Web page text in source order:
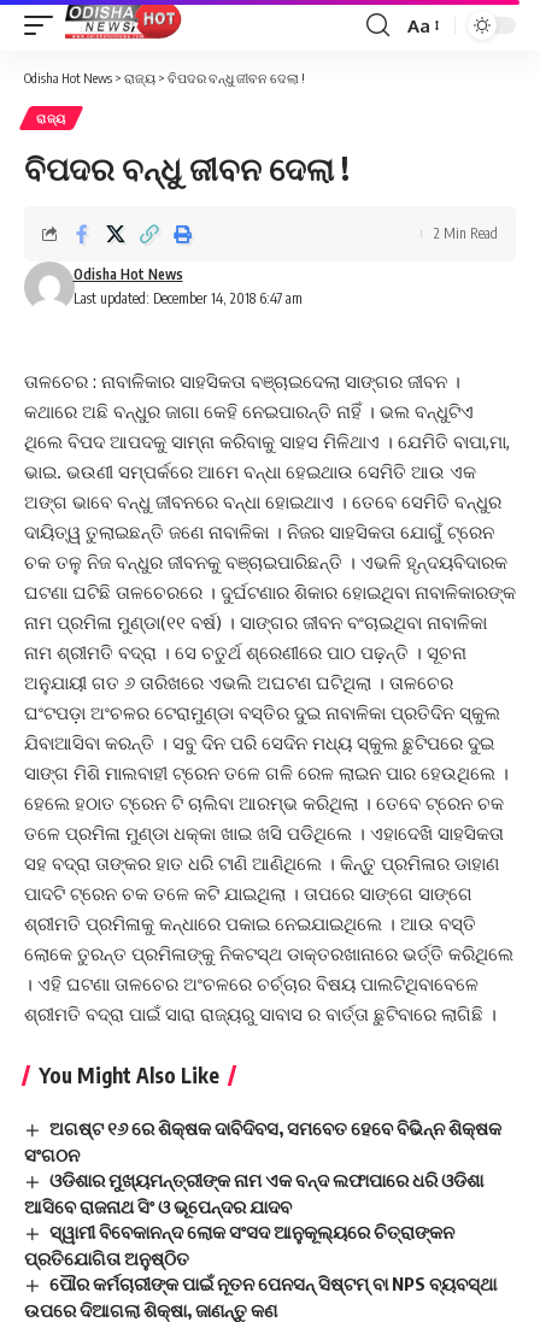
Font
Aa
Odisha Hot News > ରାଜ୍ୟ > ବିପଦର ବନ୍ଧୁ ଜୀବନ ଦେଲା !
ରାଜ୍ୟ
ବିପଦର ବନ୍ଧୁ ଜୀବନ ଦେଲା !
Last updated: December 14, 2018 6:47 am
Odisha Hot News
2 Min Read
ତାଳଚେର : ନାବାଳିକାର ସାହସିକତା ବଞ୍ଚାଇଦେଲା ସାଙ୍ଗର ଜୀବନ ।
କଥାରେ ଅଛି ବନ୍ଧୁର ଜାଗା କେହି ନେଇପାରନ୍ତି ନାହିଁ । ଭଲ ବନ୍ଧୁଟିଏ
ଥିଲେ ବିପଦ ଆପଦକୁ ସାମ୍ନା କରିବାକୁ ସାହସ ମିଳିଥାଏ । ଯେମିତି ବାପା,ମା,
ଭାଇ. ଭଉଣୀ ସମ୍ପର୍କରେ ଆମେ ବନ୍ଧା ହେଇଥାଉ ସେମିତି ଆଉ ଏକ
ଅଙ୍ଗ ଭାବେ ବନ୍ଧୁ ଜୀବନରେ ବନ୍ଧା ହୋଇଥାଏ । ତେବେ ସେମିତି ବନ୍ଧୁର
ଦାୟିତ୍ୱ ତୁଲାଇଛନ୍ତି ଜଣେ ନାବାଳିକା । ନିଜର ସାହସିକତା ଯୋଗୁଁ ଟ୍ରେନ
ଚକ ତଳୁ ନିଜ ବନ୍ଧୁର ଜୀବନକୁ ବଞ୍ଚାଇପାରିଛନ୍ତି । ଏଭଳି ହୃନ୍ଦୟବିଦାରକ
ଘଟଣା ଘଟିଛି ତାଳଚେରରେ । ଦୁର୍ଘଟଣାର ଶିକାର ହୋଇଥିବା ନାବାଳିକାରଙ୍କ
ନାମ ପ୍ରମିଳା ମୁଣ୍ଡା(୧୧ ବର୍ଷ) । ସାଙ୍ଗର ଜୀବନ ବଂଚାଇଥିବା ନାବାଳିକା
ନାମ ଶ୍ରୀମତି ବଦ୍ରା । ସେ ଚତୁର୍ଥ ଶ୍ରେଣୀରେ ପାଠ ପଢ଼ନ୍ତି । ସୂଚନା
ଅନୁଯାୟୀ ଗତ ୬ ତାରିଖରେ ଏଭଲି ଅଘଟଣ ଘଟିଥିଲା । ତାଳଚେର
ଘଂଟପଡ଼ା ଅଂଚଳର ଟେରାମୁଣ୍ଡା ବସ୍ତିର ଦୁଇ ନାବାଳିକା ପ୍ରତିଦିନ ସ୍କୁଲ
ଯିବାଆସିବା କରନ୍ତି । ସବୁ ଦିନ ପରି ସେଦିନ ମଧ୍ୟ ସ୍କୁଲ ଛୁଟିପରେ ଦୁଇ
ସାଙ୍ଗ ମିଶି ମାଲବାହୀ ଟ୍ରେନ ତଳେ ଗଳି ରେଳ ଲାଇନ ପାର ହେଉଥିଲେ ।
ହେଲେ ହଠାତ ଟ୍ରେନ ଟି ଚାଲିବା ଆରମ୍ଭ କରିଥିଲା । ତେବେ ଟ୍ରେନ ଚକ
ତଳେ ପ୍ରମିଳା ମୁଣ୍ଡା ଧକ୍କା ଖାଇ ଖସି ପଡିଥିଲେ । ଏହାଦେଖି ସାହସିକତା
ସହ ବଦ୍ରା ତାଙ୍କର ହାତ ଧରି ଟାଣି ଆଣିଥିଲେ । କିନ୍ତୁ ପ୍ରମିଳାର ଡାହାଣ
ପାଦଟି ଟ୍ରେନ ଚକ ତଳେ କଟି ଯାଇଥିଲା । ତାପରେ ସାଙ୍ଗେ ସାଙ୍ଗେ
ଶ୍ରୀମତି ପ୍ରମିଳାକୁ କନ୍ଧାରେ ପକାଇ ନେଇଯାଇଥିଲେ । ଆଉ ବସ୍ତି
ଲୋକେ ତୁରନ୍ତ ପ୍ରମିଳାଙ୍କୁ ନିକଟସ୍ଥ ଡାକ୍ତରଖାନାରେ ଭର୍ତ୍ତି କରିଥିଲେ
। ଏହି ଘଟଣା ତାଳଚେର ଅଂଚଳରେ ଚର୍ଚ୍ଚାର ବିଷୟ ପାଲଟିଥିବାବେଳେ
ଶ୍ରୀମତି ବଦ୍ରା ପାଇଁ ସାରା ରାଜ୍ୟରୁ ସାବାସ ର ବାର୍ତ୍ତା ଛୁଟିବାରେ ଲାଗିଛି ।
You Might Also Like
ଅଗଷ୍ଟ ୧୬ ରେ ଶିକ୍ଷକ ଦାବିଦିବସ, ସମବେତ ହେବେ ବିଭିନ୍ନ ଶିକ୍ଷକ
ସଂଗଠନ
ଓଡିଶାର ମୁଖ୍ୟମନ୍ତ୍ରୀଙ୍କ ନାମ ଏକ ବନ୍ଦ ଲଫାପାରେ ଧରି ଓଡିଶା
ଆସିବେ ରାଜନାଥ ସିଂ ଓ ଭୂପେନ୍ଦର ଯାଦବ
ସ୍ୱାମୀ ବିବେକାନନ୍ଦ ଲୋକ ସଂସଦ ଆନୁକୂଲ୍ୟରେ ଚିତ୍ରାଙ୍କନ
ପ୍ରତିଯୋଗିତା ଅନୁଷ୍ଠିତ
ପୌର କର୍ମଚାରୀଙ୍କ ପାଇଁ ନୂତନ ପେନସନ୍ ସିଷ୍ଟମ୍ ବା NPS ବ୍ୟବସ୍ଥା
ଉପରେ ଦିଆଗଲା ଶିକ୍ଷା, ଜାଣନ୍ତୁ କଣ